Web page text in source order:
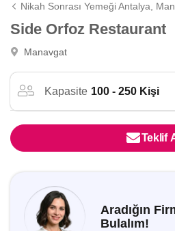
Nikah Sonrası Yemeği Antalya,
Side Orfoz Restaurant
Manavgat
Kapasite 100 - 250 Kişi
Teklif
Aradığın
Bulalım!